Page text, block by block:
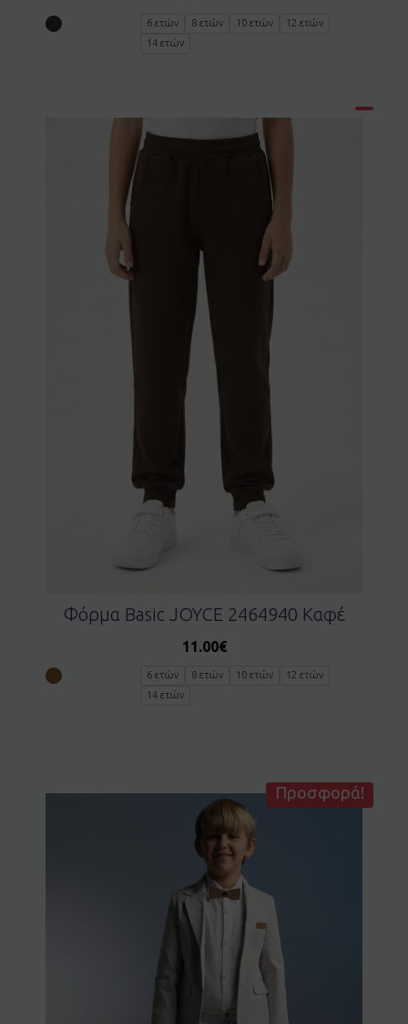
6 ετών 8 ετών 10 ετών
12 ετών
14 ετών
Φόρμα Basic JOYCE 2464940 Καφέ
11.00€
6 ετών 8 ετών 10 ετών
12 ετών
14 ετών
Προσφορά!